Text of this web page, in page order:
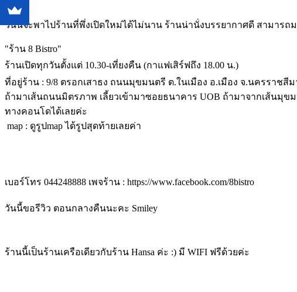
วันนี้จะพาไปร้านที่พึ่งเปิดใหม่ได้ไม่นาน ร้านน่านั่งบรรยากาศดี สามารถม
"ร้าน 8 Bistro"
ร้านเปิดทุกวันตั้งแต่ 10.30-เที่ยงคืน (กาแฟเสิร์ฟถึง 18.00 น.)
ที่อยู่ร้าน : 9/8 ตรอกเสาธง ถนนมุขมนตรี ต.ในเมือง อ.เมือง จ.นครราชสีม
ถ้ามาเส้นถนนมิตรภาพ เลี้ยวเข้ามาซอยธนาคาร UOB ถ้ามาจากเส้นมุข
ทางคอนโดได้เลยค่ะ
map : ดูรูปmap ได้รูปสุดท้ายเลยค่า
เบอร์โทร 044248888 เพจร้าน : https://www.facebook.com/8bistro
วันนี้ขอรีวิว ตอนกลางคืนนะคะ Smiley
ร้านนี้เป็นร้านเครือเดียวกับร้าน Hansa ค่ะ :) มี WIFI ฟรีด้วยค่ะ